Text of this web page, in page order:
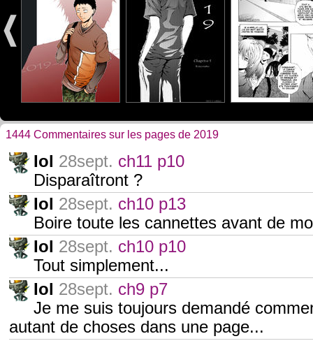
1444 Commentaires sur les pages de 2019
Iol 28sept. ch11 p10
Disparaîtront ?
Iol 28sept. ch10 p13
Boire toute les cannettes avant de
Iol 28sept. ch10 p10
Tout simplement...
Iol 28sept. ch9 p7
Je me suis toujours demandé
autant de choses dans une page...